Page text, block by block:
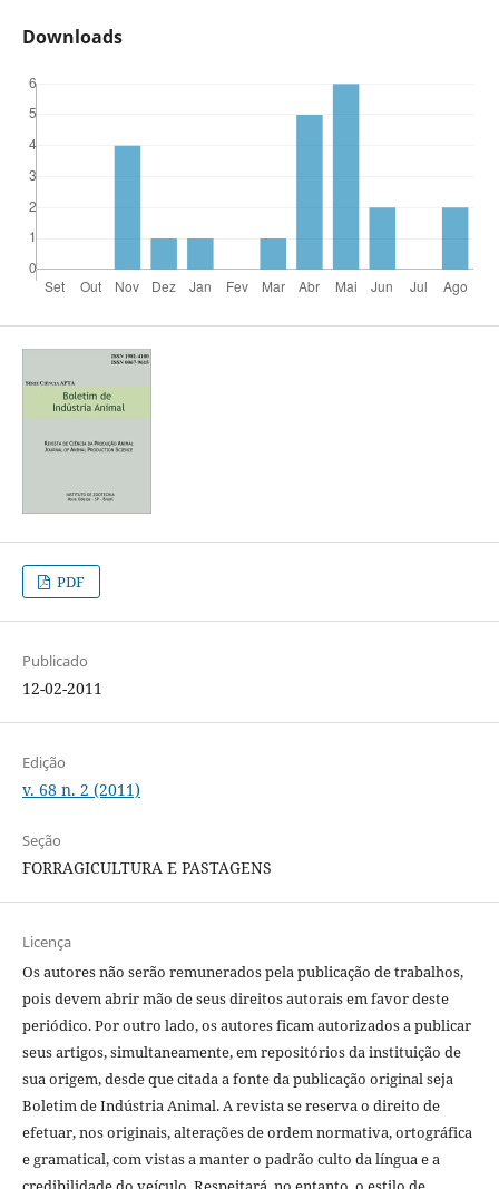
Downloads
PDF
Publicado
12-02-2011
Edição
v. 68 n. 2 (2011)
Seção
FORRAGICULTURA E PASTAGENS
Licença
Os autores não serão remunerados pela publicação de trabalhos,
pois devem abrir mão de seus direitos autorais em favor deste
periódico. Por outro lado, os autores ficam autorizados a publicar
seus artigos, simultaneamente, em repositórios da instituição de
sua origem, desde que citada a fonte da publicação original seja
Boletim de Indústria Animal. A revista se reserva o direito de
efetuar, nos originais, alterações de ordem normativa, ortográfica
e gramatical, com vistas a manter o padrão culto da língua e a